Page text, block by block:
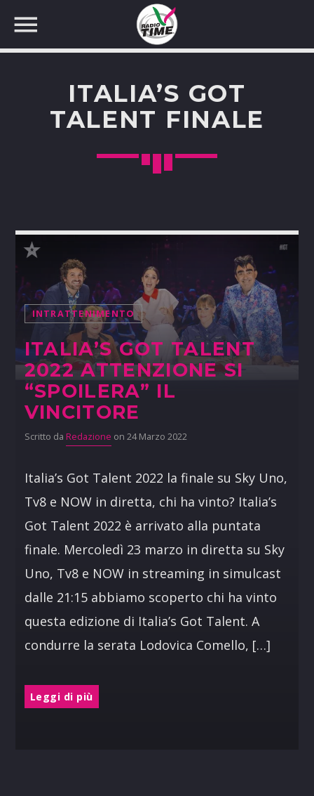
CERCA NEL SITO WEB:
ITALIA’S GOT
TALENT FINALE
INTRATTENIMENTO
ITALIA’S GOT TALENT
2022 ATTENZIONE SI
“SPOILERA” IL
VINCITORE
Scritto da Redazione on 24 Marzo 2022
Italia’s Got Talent 2022 la finale su Sky Uno,
Tv8 e NOW in diretta, chi ha vinto? Italia’s
Got Talent 2022 è arrivato alla puntata
finale. Mercoledì 23 marzo in diretta su Sky
Uno, Tv8 e NOW in streaming in simulcast
dalle 21:15 abbiamo scoperto chi ha vinto
questa edizione di Italia’s Got Talent. A
condurre la serata Lodovica Comello, […]
Leggi di più